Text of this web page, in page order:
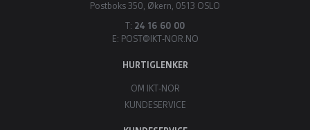
Postboks 350, Økern, 0513 OSLO
T: 24 16 60 00
E: POST@IKT-NOR.NO
HURTIGLENKER
OM IKT-NOR
KUNDESERVICE